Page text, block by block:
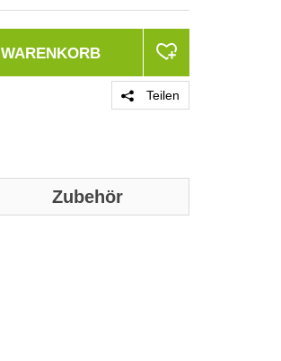
WARENKORB
Teilen
Zubehör